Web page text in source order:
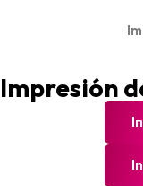
Impresión